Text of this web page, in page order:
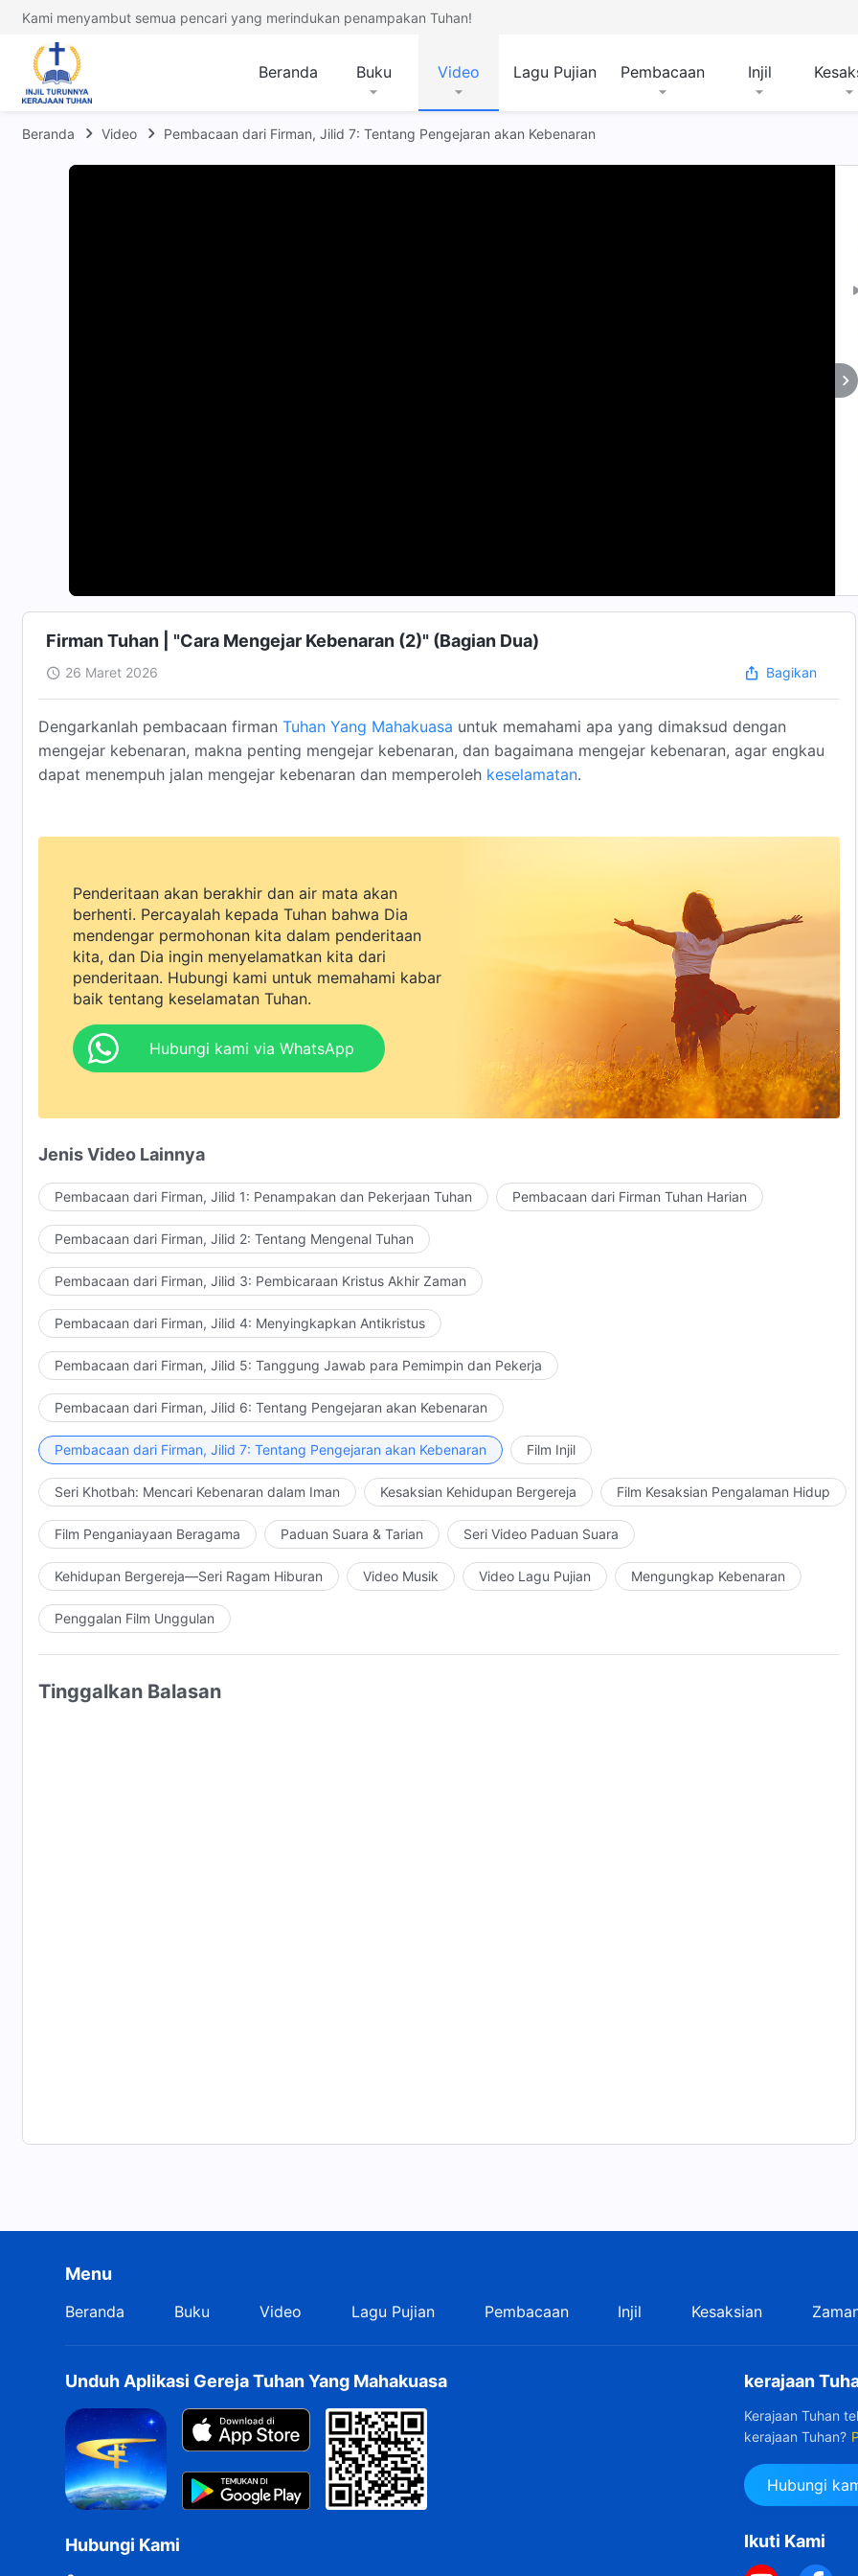
Kami menyambut semua pencari yang merindukan penampakan Tuhan!
Beranda Buku Video Lagu Pujian Pembacaan Injil
Beranda Video Pembacaan dari Firman, Jilid 7: Tentang Pengejaran akan Kebenaran
Firman Tuhan | "Cara Mengejar Kebenaran (2)" (Bagian Dua)
26 Maret 2026 Bagikan
Dengarkanlah pembacaan firman Tuhan Yang Mahakuasa untuk memahami apa yang dimaksud dengan
mengejar kebenaran, makna penting mengejar kebenaran, dan bagaimana mengejar kebenaran, agar engkau
dapat menempuh jalan mengejar kebenaran dan memperoleh keselamatan.
Penderitaan akan berakhir dan air mata akan
berhenti. Percayalah kepada Tuhan bahwa Dia
mendengar permohonan kita dalam penderitaan
kita, dan Dia ingin menyelamatkan kita dari
penderitaan. Hubungi kami untuk memahami kabar
baik tentang keselamatan Tuhan.
Hubungi kami via WhatsApp
Jenis Video Lainnya
Pembacaan dari Firman, Jilid 1: Penampakan dan Pekerjaan Tuhan Pembacaan dari Firman Tuhan Harian
Pembacaan dari Firman, Jilid 2: Tentang Mengenal Tuhan
Pembacaan dari Firman, Jilid 3: Pembicaraan Kristus Akhir Zaman
Pembacaan dari Firman, Jilid 4: Menyingkapkan Antikristus
Pembacaan dari Firman, Jilid 5: Tanggung Jawab para Pemimpin dan Pekerja
Pembacaan dari Firman, Jilid 6: Tentang Pengejaran akan Kebenaran
Pembacaan dari Firman, Jilid 7: Tentang Pengejaran akan Kebenaran Film Injil
Seri Khotbah: Mencari Kebenaran dalam Iman Kesaksian Kehidupan Bergereja Film Kesaksian Pengalaman Hidup
Film Penganiayaan Beragama Paduan Suara & Tarian Seri Video Paduan Suara
Kehidupan Bergereja—Seri Ragam Hiburan Video Musik Video Lagu Pujian Mengungkap Kebenaran
Penggalan Film Unggulan
Tinggalkan Balasan
Menu
Beranda Buku Video Lagu Pujian Pembacaan Injil Kesaksian
Unduh Aplikasi Gereja Tuhan Yang Mahakuasa
Hubungi Kami
kerajaan
Kerajaan Tuhan
kerajaan Tuhan?
Hubungi
Ikuti Kami